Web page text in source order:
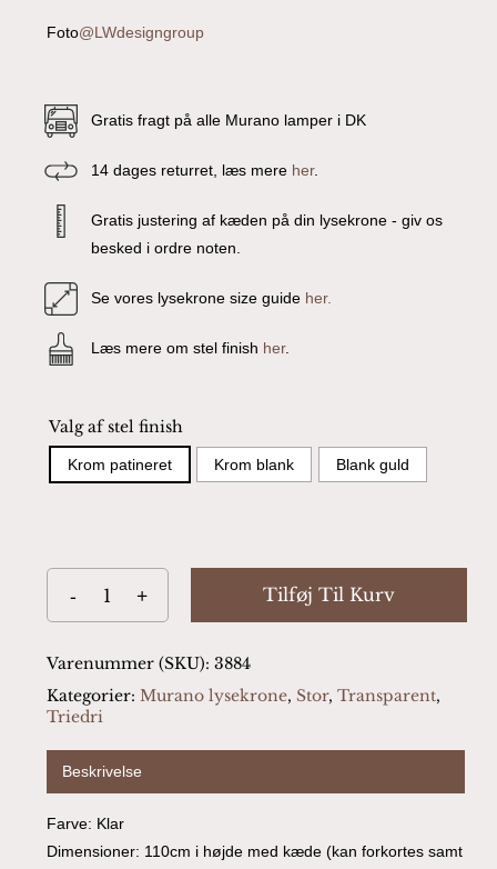
Foto@LWdesigngroup
Gratis fragt på alle Murano lamper i DK
14 dages returret, læs mere her.
Gratis justering af kæden på din lysekrone - giv os
besked i ordre noten.
Se vores lysekrone size guide her.
Læs mere om stel finish her.
Valg af stel finish
Krom patineret Krom blank Blank guld
Tilføj Til Kurv
Varenummer (SKU): 3884
Kategorier: Murano lysekrone, Stor, Transparent,
Triedri
Beskrivelse
Farve: Klar
Dimensioner: 110cm i højde med kæde (kan forkortes samt